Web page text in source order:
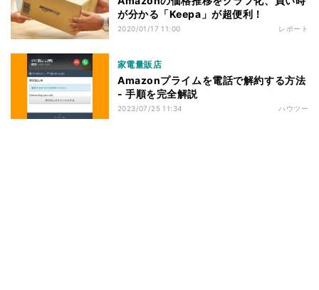
が分かる「Keepa」が超便利！
2020/01/17 11:00 レポート
家電量販店
Amazonプライムを電話で解約する方法
- 手順を完全解説
2023/07/25 11:34 ハウツー